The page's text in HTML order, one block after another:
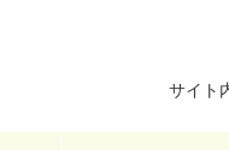
サイト